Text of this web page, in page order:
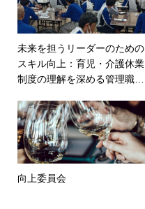
未来を担うリーダーのための
スキル向上：育児・介護休業
制度の理解を深める管理職研
向上委員会